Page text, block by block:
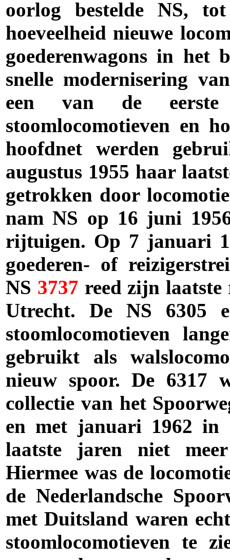
oorlog bestelde NS,
hoeveelheid nieuwe
goederenwagons in
snelle modernisering
een van de
stoomlocomotieven en
hoofdnet werden
augustus 1955 haar
getrokken door
nam NS op 16 juni
rijtuigen. Op 7 januari
goederen- of
NS 3737 reed zijn
Utrecht. De NS 6305
stoomlocomotieven
gebruikt als
nieuw spoor. De 6317
collectie van het
en met januari 1962 in
laatste jaren niet
Hiermee was de
de Nederlandsche
met Duitsland waren
stoomlocomotieven te